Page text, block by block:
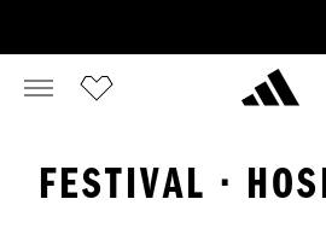
FESTIVAL ·